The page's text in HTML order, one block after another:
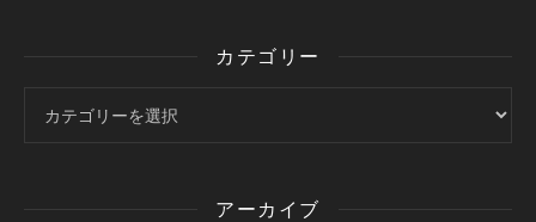
カテゴリー
アーカイブ